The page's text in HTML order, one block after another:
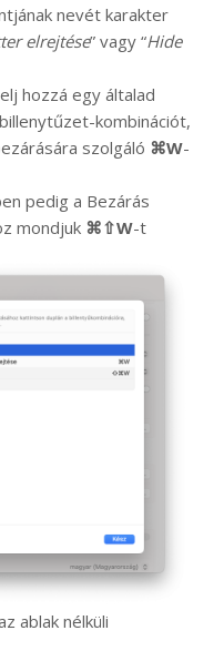
nevét karakter
elrejtése” vagy “Hide
hozzá egy általad
kombinációt,
szolgáló ⌘W-
pedig a Bezárás
mondjuk ⌘⇧W-t
ablak nélküli